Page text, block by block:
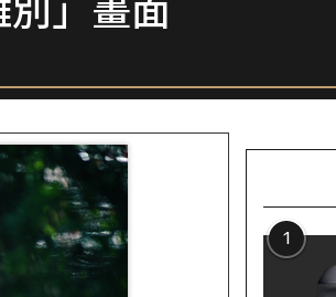
別」畫面
1